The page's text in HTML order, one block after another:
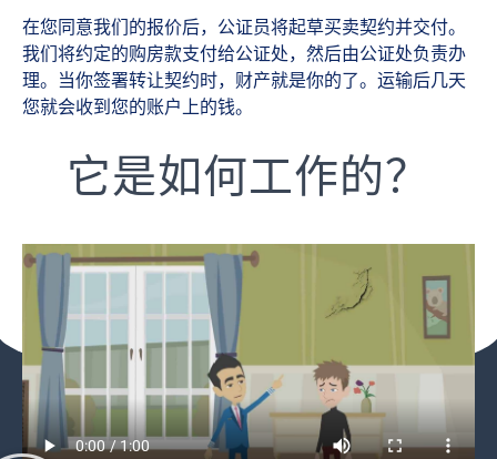
在您同意我们的报价后，公证员将起草买卖契约并交付。
我们将约定的购房款支付给公证处，然后由公证处负责办
理。当你签署转让契约时，财产就是你的了。运输后几天
您就会收到您的账户上的钱。
它是如何工作的？